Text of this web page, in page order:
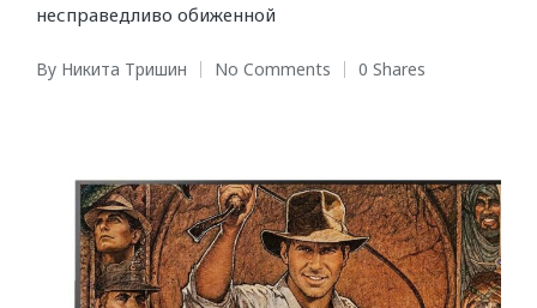
несправедливо обиженной
Posted
By Никита Тришин No Comments 0 Shares